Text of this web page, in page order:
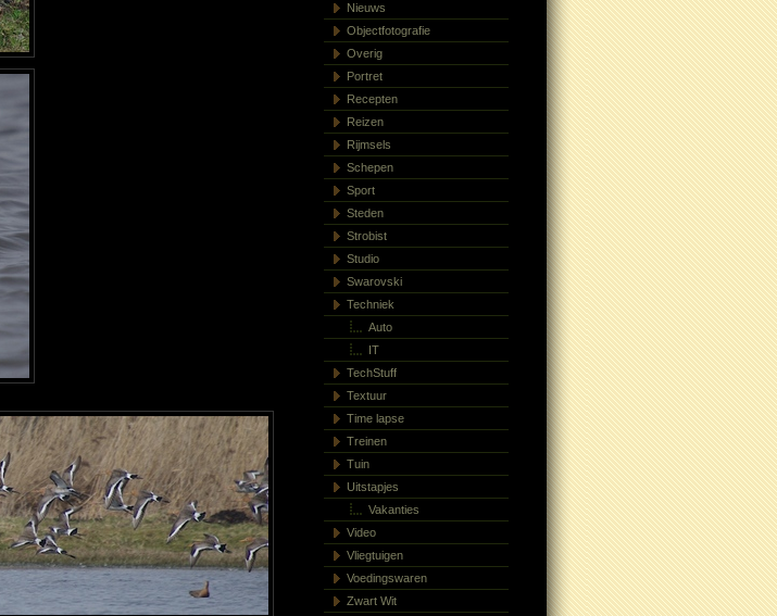
Nieuws
Objectfotografie
Overig
Portret
Recepten
Reizen
Rijmsels
Schepen
Sport
Steden
Strobist
Studio
Swarovski
Techniek
Auto
IT
TechStuff
Textuur
Time lapse
Treinen
Tuin
Uitstapjes
Vakanties
Video
Vliegtuigen
Voedingswaren
Zwart Wit